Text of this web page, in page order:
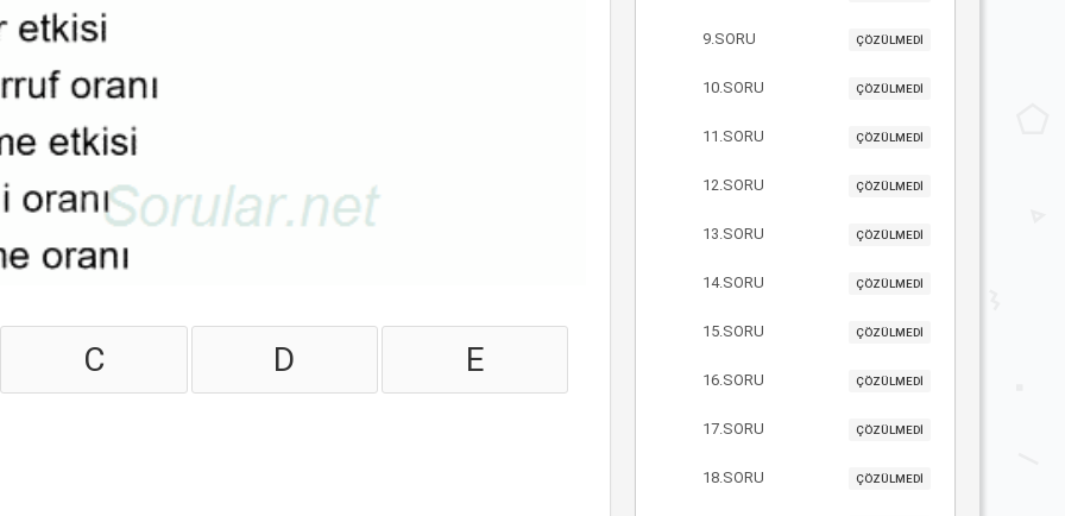
C D E
9.SORU ÇÖZÜLMEDİ
10.SORU ÇÖZÜLMEDİ
11.SORU ÇÖZÜLMEDİ
12.SORU ÇÖZÜLMEDİ
13.SORU ÇÖZÜLMEDİ
14.SORU ÇÖZÜLMEDİ
15.SORU ÇÖZÜLMEDİ
16.SORU ÇÖZÜLMEDİ
17.SORU ÇÖZÜLMEDİ
18.SORU ÇÖZÜLMEDİ